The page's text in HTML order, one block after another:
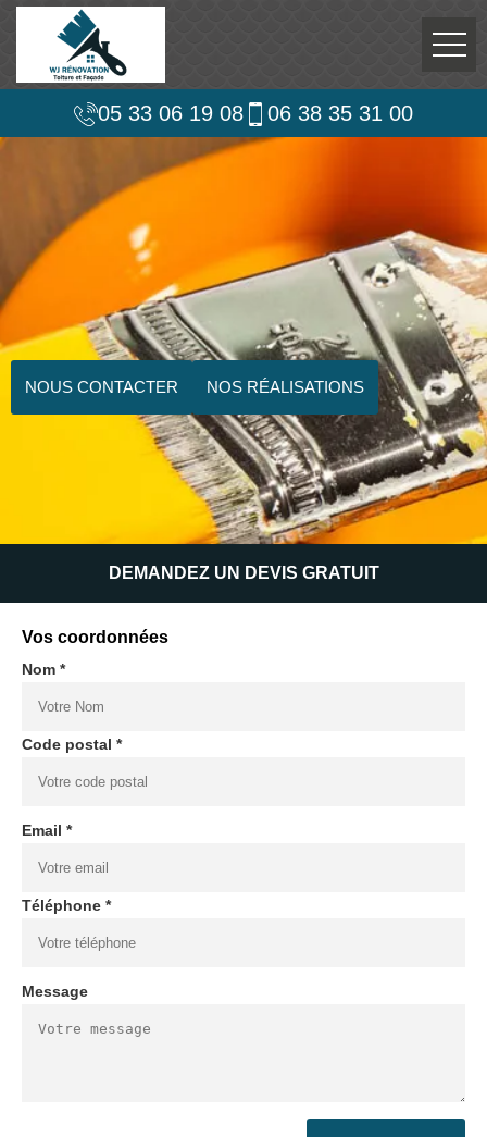
05 33 06 19 08 06 38 35 31 00
NOUS CONTACTER NOS RÉALISATIONS
DEMANDEZ UN DEVIS GRATUIT
Vos coordonnées
Nom *
Code postal *
Email *
Téléphone *
Message